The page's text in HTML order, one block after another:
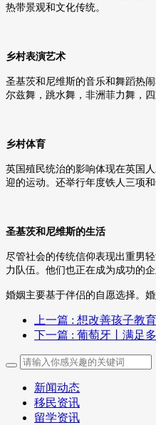
热带景观和文化传统。
乡村表演艺术
圣基茨和尼维斯的音乐和舞蹈热
尔兹舞，跳水舞，非洲菲力舞，
乡村体育
英国殖民统治的影响体现在英国
迎的运动。还举行年度铁人三项和
圣基茨和尼维斯的生活
尽管社会的传统信仰表现出重男
力队伍。他们也正在成为成功的企
婚姻主要基于伴侣的自愿选择。
上一篇 : 想改善孩子教
下一篇 : 葡萄牙丨满足
新闻动态
移民资讯
留学资讯